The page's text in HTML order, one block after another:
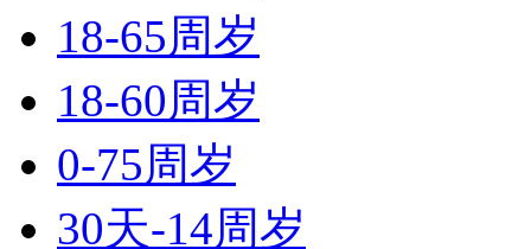
18-65周岁
18-60周岁
0-75周岁
30天-14周岁